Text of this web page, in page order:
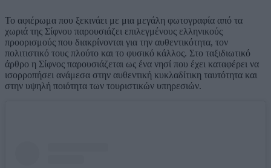
Το αφιέρωμα που ξεκινάει με μια μεγάλη φωτογραφία από τα
χωριά της Σίφνου παρουσιάζει επιλεγμένους ελληνικούς
προορισμούς που διακρίνονται για την αυθεντικότητα, τον
πολιτιστικό τους πλούτο και το φυσικό κάλλος. Στο ταξιδιωτικό
άρθρο η Σίφνος παρουσιάζεται ως ένα νησί που έχει καταφέρει να
ισορροπήσει ανάμεσα στην αυθεντική κυκλαδίτικη ταυτότητα και
στην υψηλή ποιότητα των τουριστικών υπηρεσιών.